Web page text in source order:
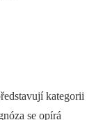
kategorii
se opírá